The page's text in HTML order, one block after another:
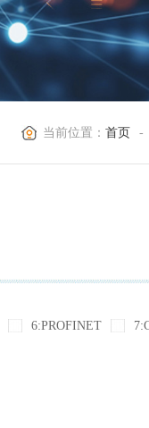
当前位置：首页 -
6:PROFINET